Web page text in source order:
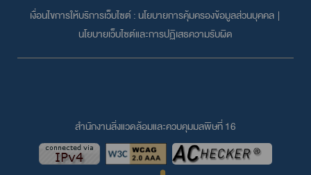
เงื่อนไขการให้บริการเว็บไซต์ : นโยบายการคุ้มครองข้อมูลส่วนบุคคล |
นโยบายเว็บไซต์และการปฏิเสธความรับผิด
สำนักงานสิ่งแวดล้อมและควบคุมมลพิษที่ 16